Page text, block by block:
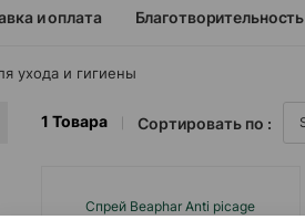
и оплата Благотворительность
ухода и гигиены
1 Товара Сортировать по :
Спрей Beaphar Anti picage